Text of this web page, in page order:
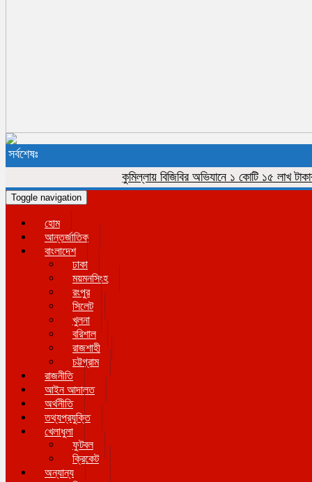
সর্বশেষঃ
কুমিল্লায় বিজিবির অভিযানে ১ কোটি ১৫ লাখ টাকার
Toggle navigation
হোম
আন্তর্জাতিক
বাংলাদেশ
ঢাকা
ময়মনসিংহ
রংপুর
সিলেট
খুলনা
বরিশাল
রাজশাহী
চট্টগ্রাম
রাজনীতি
আইন আদালত
অর্থনীতি
তথ্যপ্রযুক্তি
খেলাধুলা
ফুটবল
ক্রিকেট
অন্যান্য